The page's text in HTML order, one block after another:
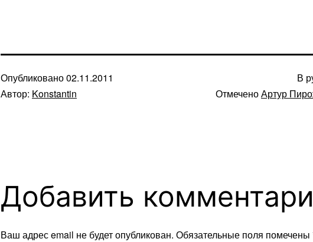
Опубликовано02.11.2011
Автор: Konstantin
В
ОтмеченоАртур
Добавить
Ваш адрес email не будет опубликован. Обязательные поля помечены